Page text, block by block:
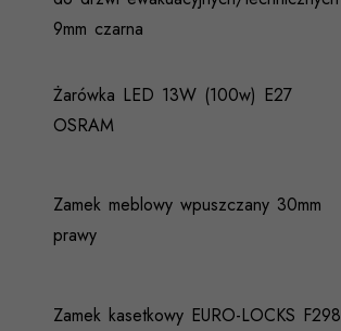
9mm czarna
Żarówka LED 13W (100w) E27
OSRAM
Zamek meblowy wpuszczany 30mm
prawy
Zamek kasetkowy EURO-LOCKS F298